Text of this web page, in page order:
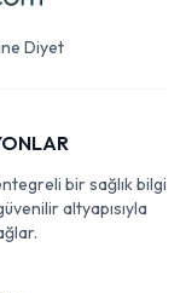
Diyet
bir sağlık bilgi
altyapısıyla